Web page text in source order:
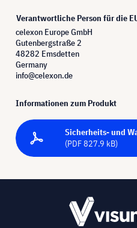
Verantwortliche Person für die
celexon Europe GmbH
Gutenbergstraße 2
48282 Emsdetten
Germany
info@celexon.de
Informationen zum Produkt
Sicherheits- und
(PDF 827.9 kB)